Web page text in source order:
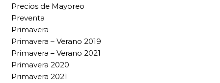
Precios de Mayoreo
Preventa
Primavera
Primavera – Verano 2019
Primavera – Verano 2021
Primavera 2020
Primavera 2021